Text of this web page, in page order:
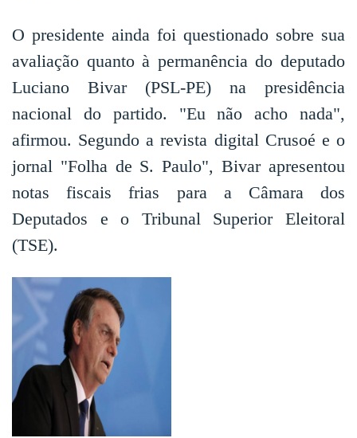
O presidente ainda foi questionado sobre sua
avaliação quanto à permanência do deputado
Luciano Bivar (PSL-PE) na presidência
nacional do partido. "Eu não acho nada",
afirmou. Segundo a revista digital Crusoé e o
jornal "Folha de S. Paulo", Bivar apresentou
notas fiscais frias para a Câmara dos
Deputados e o Tribunal Superior Eleitoral
(TSE).